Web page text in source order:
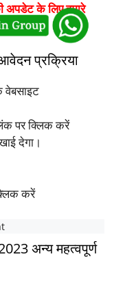
अपडेट के लिए हमारे
Here
प्रक्रिया
पर क्लिक करें
देगा।
करें
अन्य महत्वपूर्ण